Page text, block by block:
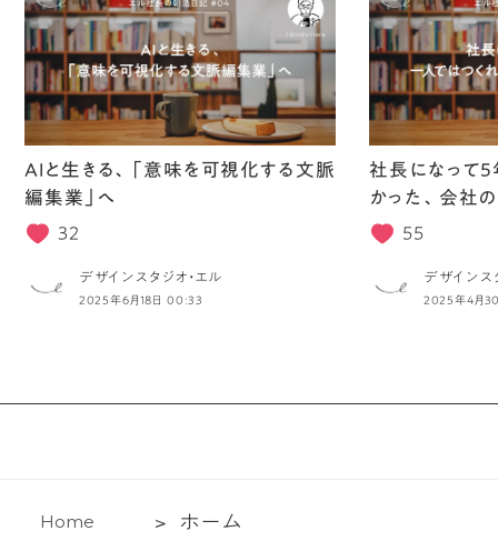
AIと生きる、「意味を可視化する文脈
編集業」へ
32
デザインスタジオ・エル
2025年6月18日 00:33
社長になって5
かった、会社
55
デザインス
2025年4月
Home
ホ
ホーム